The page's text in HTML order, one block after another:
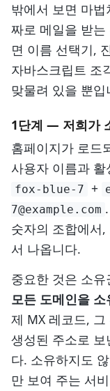
밖에서 보면 마
짜로 메일을 받
면 이름 선택기,
자바스크립트 조
맞물려 있을 뿐입
1단계 — 저희가
홈페이지가 로드
사용자 이름과
fox-blue-7 +
7@example.com
숫자의 조합에서
서 나옵니다.
중요한 것은 소유
모든 도메인을
제 MX 레코드,
생성된 주소로
다. 소유하지도
만 보여 주는 서